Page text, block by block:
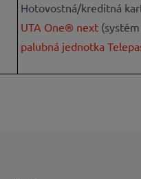
Hotovostná/kreditná
UTA One® next
palubná jednotka